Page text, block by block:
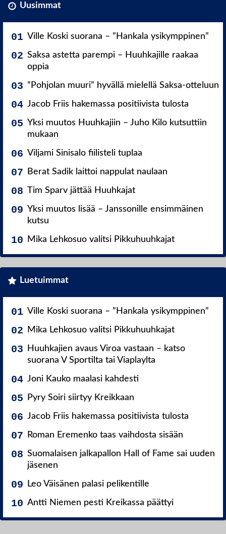
Uusimmat
Ville Koski suorana – ”Hankala ysikymppinen”
Saksa astetta parempi – Huuhkajille raakaa
oppia
”Pohjolan muuri” hyvällä mielellä Saksa-otteluun
Jacob Friis hakemassa positiivista tulosta
Yksi muutos Huuhkajiin – Juho Kilo kutsuttiin
mukaan
Viljami Sinisalo fiilisteli tuplaa
Berat Sadik laittoi nappulat naulaan
Tim Sparv jättää Huuhkajat
Yksi muutos lisää – Janssonille ensimmäinen
kutsu
Mika Lehkosuo valitsi Pikkuhuuhkajat
Luetuimmat
Ville Koski suorana – ”Hankala ysikymppinen”
Mika Lehkosuo valitsi Pikkuhuuhkajat
Huuhkajien avaus Viroa vastaan – katso
suorana V Sportilta tai Viaplaylta
Joni Kauko maalasi kahdesti
Pyry Soiri siirtyy Kreikkaan
Jacob Friis hakemassa positiivista tulosta
Roman Eremenko taas vaihdosta sisään
Suomalaisen jalkapallon Hall of Fame sai uuden
jäsenen
Leo Väisänen palasi pelikentille
Antti Niemen pesti Kreikassa päättyi